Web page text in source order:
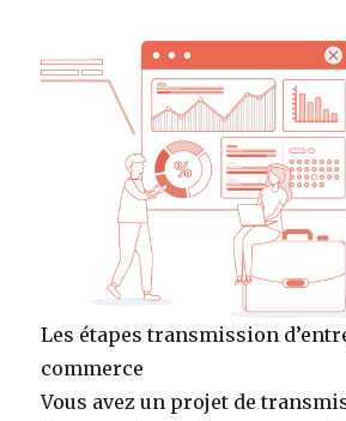
Les étapes transmission
commerce
Vous avez un projet de